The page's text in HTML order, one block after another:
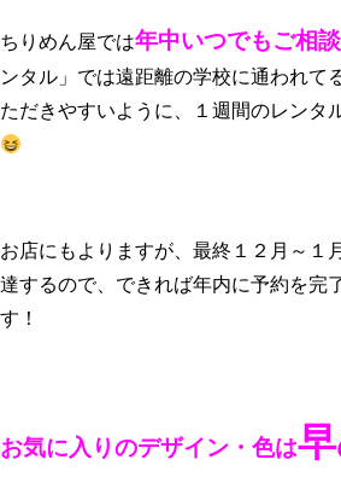
ちりめん屋では年中いつでもご相談
ンタル」では遠距離の学校に通われて
ただきやすいように、１週間のレンタ
お店にもよりますが、最終１２月～１
達するので、できれば年内に予約を完
す！
お気に入りのデザイン・色は